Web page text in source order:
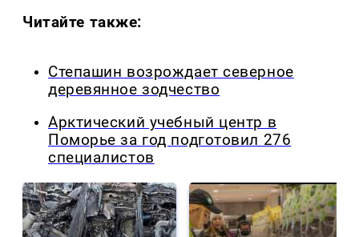
Читайте также:
Степашин возрождает северное
деревянное зодчество
Арктический учебный центр в
Поморье за год подготовил 276
специалистов